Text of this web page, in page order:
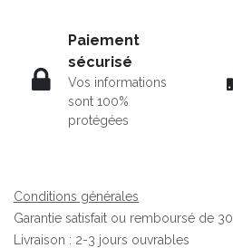
Paiement
sécurisé
Vos informations
sont 100%
protégées
Conditions générales
Garantie satisfait ou remboursé de
Livraison : 2-3 jours ouvrables